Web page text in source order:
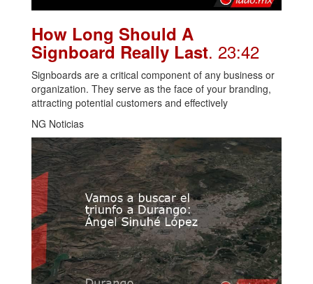
How Long Should A
Signboard Really Last. 23:42
Signboards are a critical component of any business or
organization. They serve as the face of your branding,
attracting potential customers and effectively
NG Noticias